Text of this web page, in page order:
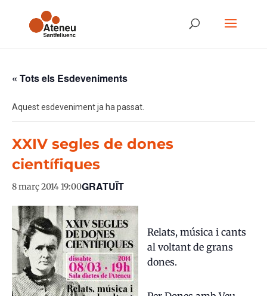
« Tots els Esdeveniments
Aquest esdeveniment ja ha passat.
XXIV segles de dones
científiques
8 març 2014 19:00GRATUÏT
Relats, música i cants
al voltant de grans
dones.